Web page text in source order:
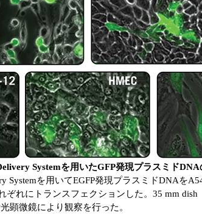
Systemを用いたGFP発現プラスミド
Systemを用いてEGFP発現プラスミドDNAを
ぞれにトランスフェクションした。35 mm
顕微鏡により観察を行った。